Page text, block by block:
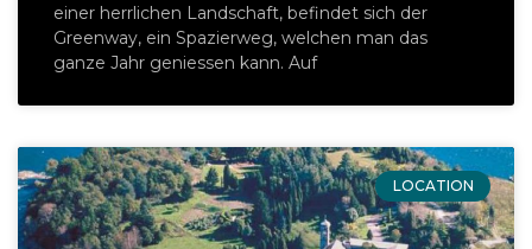
einer herrlichen Landschaft, befindet sich der
Greenway, ein Spazierweg, welchen man das
ganze Jahr geniessen kann. Auf
LOCATION